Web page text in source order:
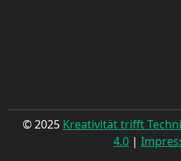
© 2025 Kreativität trifft
4.0 |